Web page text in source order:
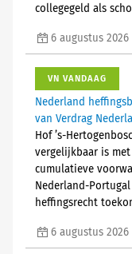
collegegeld als
6 augustus 2026
VN VANDAAG
Nederland
van Verdrag
Hof ’s-
vergelijkbaar is
cumulatieve
Nederland-
heffingsrecht
6 augustus 2026